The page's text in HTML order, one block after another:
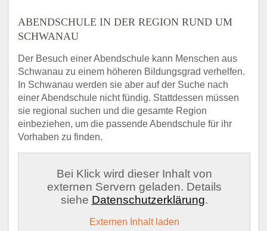
ABENDSCHULE IN DER REGION RUND UM
SCHWANAU
Der Besuch einer Abendschule kann Menschen aus
Schwanau zu einem höheren Bildungsgrad verhelfen.
In Schwanau werden sie aber auf der Suche nach
einer Abendschule nicht fündig. Stattdessen müssen
sie regional suchen und die gesamte Region
einbeziehen, um die passende Abendschule für ihr
Vorhaben zu finden.
Bei Klick wird dieser Inhalt von
externen Servern geladen. Details
siehe Datenschutzerklärung.
Externen Inhalt laden